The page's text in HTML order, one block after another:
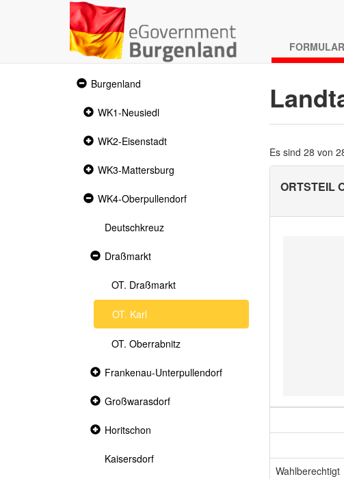
Expanded
section
Burgenland
Collapsed
WK1-Neusiedl
Collapsed
WK2-Eisenstadt
Collapsed
WK3-Mattersburg
Expanded
WK4-Oberpullendorf
Deutschkreuz
Expanded
Draßmarkt
OT. Draßmarkt
OT. Karl
OT. Oberrabnitz
Collapsed
Frankenau-Unterpullendorf
Collapsed
Großwarasdorf
Collapsed
Horitschon
Kaisersdorf
Es sind 28 von
ORTSTEIL
Wahlberechtigt